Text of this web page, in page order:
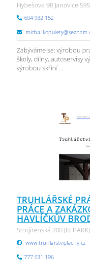
Hybešova 98 Janovice
604 932 152
Zabýváme se: výrobou
školy, dílny, autoservisy
výrobou skříní ...
TRUHLÁŘSKÉ
PRÁCE A
HAVLÍČKŮV
Strojírenská 700 (B:
www.truhlarstviplachy.cz
777 631 196